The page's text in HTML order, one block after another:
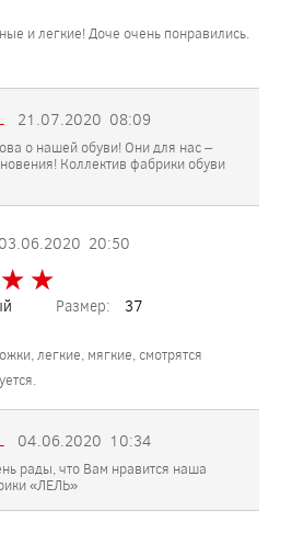
и легкие! Доче очень понравились.
21.07.2020 08:09
о нашей обуви! Они для нас –
Коллектив фабрики обуви
03.06.2020 20:50
★ ★
★ ★
Размер: 37
легкие, мягкие, смотрятся
04.06.2020 10:34
рады, что Вам нравится наша
«ЛЕЛЬ»